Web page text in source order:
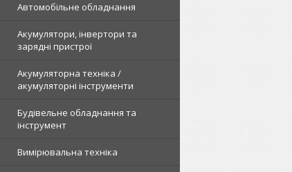
Автомобільне обладнання
Акумулятори, інвертори та
зарядні пристрої
Акумуляторна техніка /
акумуляторні інструменти
Будівельне обладнання та
інструмент
Вимірювальна техніка